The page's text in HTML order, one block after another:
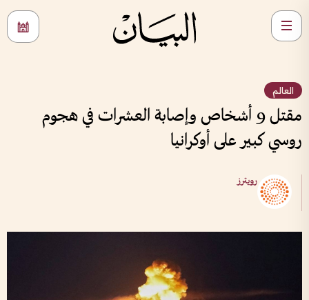
العالم
مقتل 9 أشخاص وإصابة العشرات في هجوم
روسي كبير على أوكرانيا
رويترز